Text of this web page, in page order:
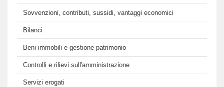
Sovvenzioni, contributi, sussidi, vantaggi economici
Bilanci
Beni immobili e gestione patrimonio
Controlli e rilievi sull'amministrazione
Servizi erogati